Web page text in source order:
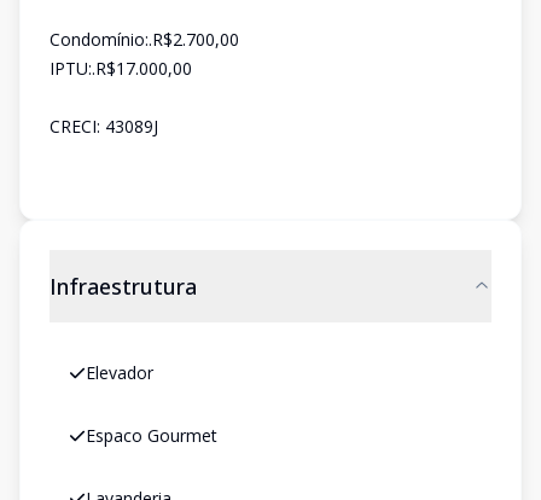
Condomínio:.R$2.700,00
IPTU:.R$17.000,00
CRECI: 43089J
Infraestrutura
Elevador
Espaco Gourmet